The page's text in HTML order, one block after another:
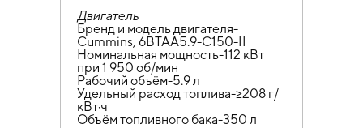
Двигатель
Бренд и модель двигателя-
Cummins, 6BTAA5.9-C150-II
Номинальная мощность-112 кВт
при 1 950 об/мин
Рабочий объём-5.9 л
Удельный расход топлива-≥208 г/
кВт·ч
Объём топливного бака-350 л